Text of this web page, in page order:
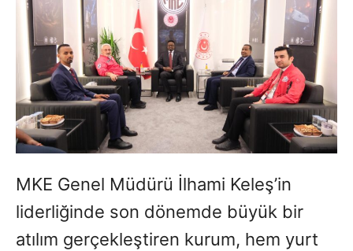
MKE Genel Müdürü İlhami Keleş’in
liderliğinde son dönemde büyük bir
atılım gerçekleştiren kurum, hem yurt